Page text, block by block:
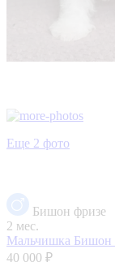
Еще 2 фото
Бишон фризе
2 мес.
Мальчишка Бишон
40 000 ₽